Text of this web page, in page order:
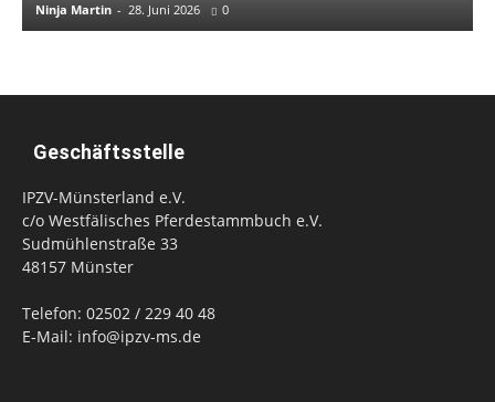
Ninja Martin - 28. Juni 2026 0
Geschäftsstelle
IPZV-Münsterland e.V.
c/o Westfälisches Pferdestammbuch e.V.
Sudmühlenstraße 33
48157 Münster
Telefon: 02502 / 229 40 48
E-Mail: info@ipzv-ms.de